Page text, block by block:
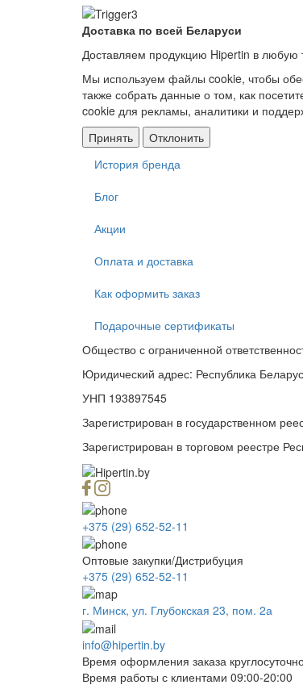
Доставка по всей Беларуси
Доставляем продукцию Hipertin в любую
Мы используем файлы cookie, чтобы
также собрать данные о том, как
cookie для рекламы, аналитики и
Принять
Отклонить
Меню
подвале
История бренда
Блог
Акции
Оплата и доставка
Как оформить заказ
Подарочные сертификаты
Общество с ограниченной
Юридический адрес: Республика
УНП 193897545
Зарегистрирован в государственном
Зарегистрирован в торговом реестре
+375 (29) 652-52-11
Оптовые закупки/Дистрибуция
+375 (29) 652-52-11
г. Минск, ул. Глубокская 23, пом. 2а
info@hipertin.by
Время оформления заказа
Время работы с клиентами 09:00-20:00